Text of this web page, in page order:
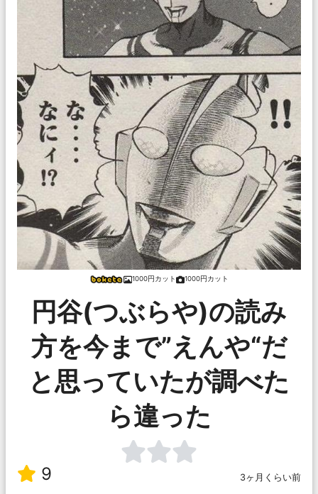
1000円カット 1000円カット
円谷(つぶらや)の読み
方を今まで”えんや“だ
と思っていたが調べた
ら違った
9 3ヶ月くらい前